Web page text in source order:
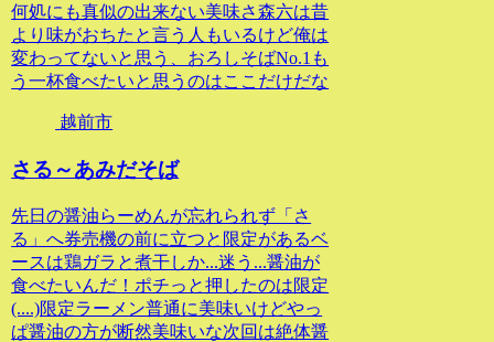
何処にも真似の出来ない美味さ森六は昔
より味がおちたと言う人もいるけど俺は
変わってないと思う、おろしそばNo.1も
う一杯食べたいと思うのはここだけだな
越前市
さる～あみだそば
先日の醤油らーめんが忘れられず「さ
る」へ券売機の前に立つと限定があるベ
ースは鶏ガラと煮干しか...迷う...醤油が
食べたいんだ！ポチっと押したのは限定
(....)限定ラーメン普通に美味いけどやっ
ぱ醤油の方が断然美味いな次回は絶体醤